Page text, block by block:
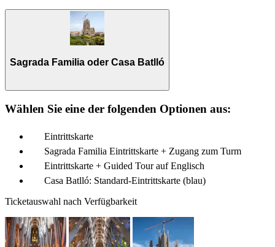
Sagrada Familia oder Casa Batlló
Wählen Sie eine der folgenden Optionen aus:
Eintrittskarte
Sagrada Familia Eintrittskarte + Zugang zum Turm
Eintrittskarte + Guided Tour auf Englisch
Casa Batlló: Standard-Eintrittskarte (blau)
Ticketauswahl nach Verfügbarkeit